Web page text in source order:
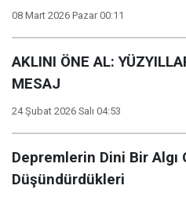
08 Mart 2026 Pazar 00:11
AKLINI ÖNE AL:
MESAJ
24 Şubat 2026 Salı 04:53
Depremlerin Dini Bir Algı
Düşündürdükleri